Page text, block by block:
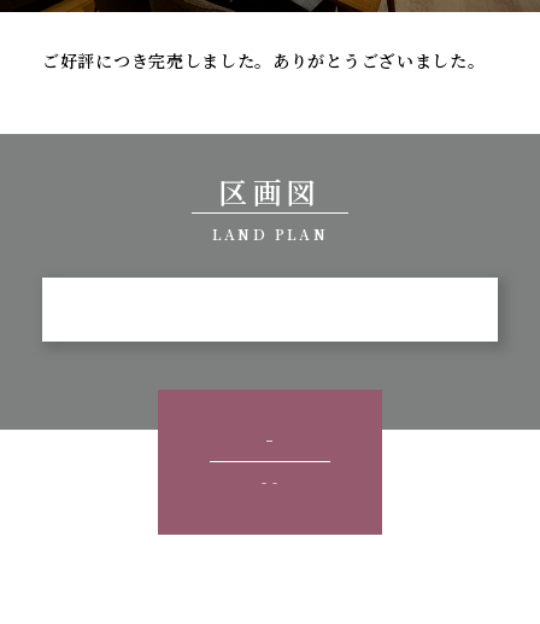
ご好評につき完売しました。ありがとうございました。
区画図
LAND PLAN
-
- -